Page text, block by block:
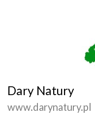
Dary Natury
www.darynatury.pl